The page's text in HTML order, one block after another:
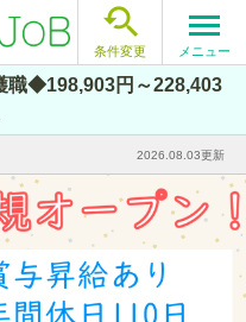

条件変更 メニュー
職◆198,903円～228,403
2026.08.03更新